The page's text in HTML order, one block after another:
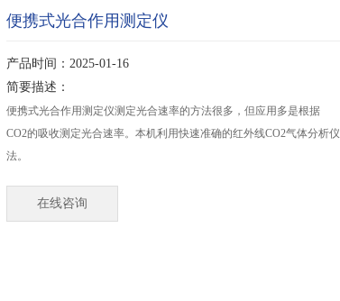
便携式光合作用测定仪
产品时间：2025-01-16
简要描述：
便携式光合作用测定仪测定光合速率的方法很多，但应用多是根据
CO2的吸收测定光合速率。本机利用快速准确的红外线CO2气体分析仪
法。
在线咨询